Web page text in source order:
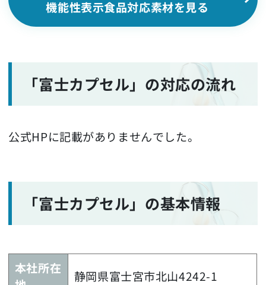
機能性表示食品対応素材を見る
「富士カプセル」の対応の流れ
公式HPに記載がありませんでした。
「富士カプセル」の基本情報
本社所在
静岡県富士宮市北山4242-1